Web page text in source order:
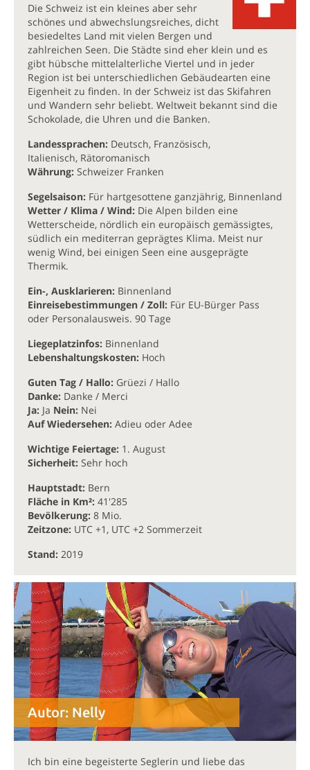
Die Schweiz ist ein kleines aber sehr
schönes und abwechslungsreiches, dicht
besiedeltes Land mit vielen Bergen und
zahlreichen Seen. Die Städte sind eher klein und es
gibt hübsche mittelalterliche Viertel und in jeder
Region ist bei unterschiedlichen Gebäudearten eine
Eigenheit zu finden. In der Schweiz ist das Skifahren
und Wandern sehr beliebt. Weltweit bekannt sind die
Schokolade, die Uhren und die Banken.
Landessprachen: Deutsch, Französisch,
Italienisch, Rätoromanisch
Währung: Schweizer Franken
Segelsaison: Für hartgesottene ganzjährig, Binnenland
Wetter / Klima / Wind: Die Alpen bilden eine
Wetterscheide, nördlich ein europäisch gemässigtes,
südlich ein mediterran geprägtes Klima. Meist nur
wenig Wind, bei einigen Seen eine ausgeprägte
Thermik.
Ein-, Ausklarieren: Binnenland
Einreisebestimmungen / Zoll: Für EU-Bürger Pass
oder Personalausweis. 90 Tage
Liegeplatzinfos: Binnenland
Lebenshaltungskosten: Hoch
Guten Tag / Hallo: Grüezi / Hallo
Danke: Danke / Merci
Ja: Ja Nein: Nei
Auf Wiedersehen: Adieu oder Adee
Wichtige Feiertage: 1. August
Sicherheit: Sehr hoch
Hauptstadt: Bern
Fläche in Km²: 41'285
Bevölkerung: 8 Mio.
Zeitzone: UTC +1, UTC +2 Sommerzeit
Stand: 2019
Autor: Nelly
Ich bin eine begeisterte Seglerin und liebe das